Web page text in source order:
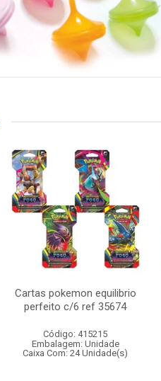
Cartas pokemon equilibrio
perfeito c/6 ref 35674
Código: 415215
Embalagem: Unidade
Caixa Com: 24 Unidade(s)